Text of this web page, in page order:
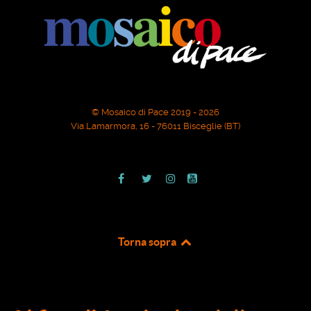
© Mosaico di Pace 2019 - 2026
Via Lamarmora, 16 - 76011 Bisceglie (BT)
Torna sopra